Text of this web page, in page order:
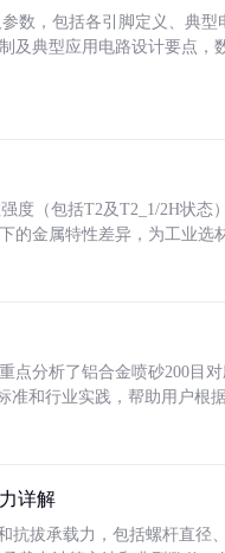
数，包括各引脚定义、典
及典型应用电路设计要点，
度（包括T2及T2_1/2H状态
的金属特性差异，为工业选
点分析了铝合金喷砂200目
准和行业实践，帮助用户根
详解
抗拔承载力，包括螺杆直径